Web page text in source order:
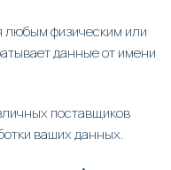
любым физическим или
данные от имени
поставщиков
ваших данных.